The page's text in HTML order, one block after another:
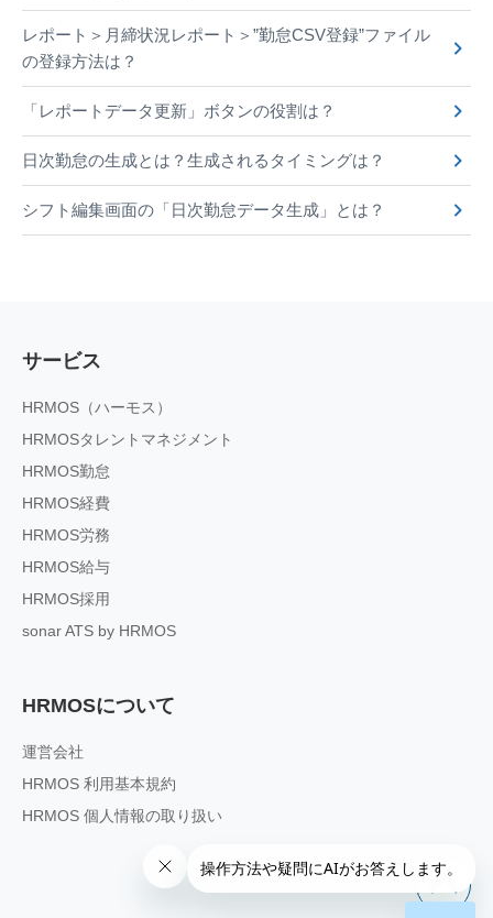
レポート＞月締状況レポート＞”勤怠CSV登録”ファイル
の登録方法は？
「レポートデータ更新」ボタンの役割は？
日次勤怠の生成とは？生成されるタイミングは？
シフト編集画面の「日次勤怠データ生成」とは？
サービス
HRMOS（ハーモス）
HRMOSタレントマネジメント
HRMOS勤怠
HRMOS経費
HRMOS労務
HRMOS給与
HRMOS採用
sonar ATS by HRMOS
HRMOSについて
運営会社
HRMOS 利用基本規約
HRMOS 個人情報の取り扱い